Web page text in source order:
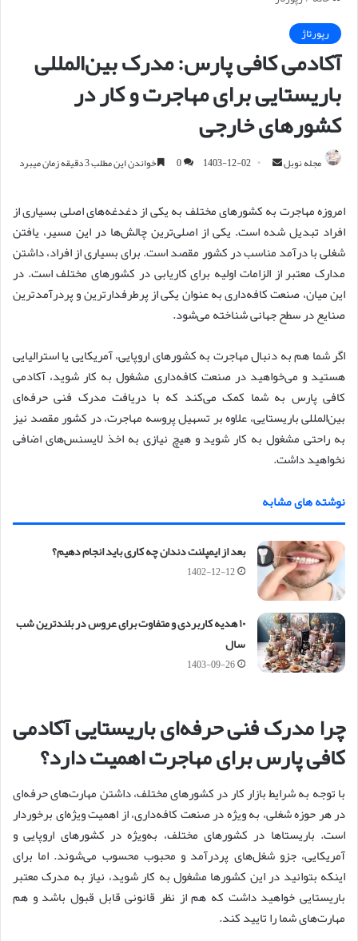
رپورتاژ
آکادمی کافی پارس: مدرک بین‌المللی
باریستایی برای مهاجرت و کار در
کشورهای خارجی
مجله نوبل
ا
ل
ا
ی
م
ی
1403-12-02
0 خواندن این مطلب 3 دقیقه زمان میبرد
امروزه مهاجرت به کشورهای مختلف به یکی از دغدغه‌های اصلی بسیاری از
افراد تبدیل شده است. یکی از اصلی‌ترین چالش‌ها در این مسیر، یافتن
شغلی با درآمد مناسب در کشور مقصد است. برای بسیاری از افراد، داشتن
مدارک معتبر از الزامات اولیه برای کاریابی در کشورهای مختلف است. در
این میان، صنعت کافه‌داری به عنوان یکی از پرطرفدارترین و پردرآمدترین
صنایع در سطح جهانی شناخته می‌شود.
اگر شما هم به دنبال مهاجرت به کشورهای اروپایی، آمریکایی یا استرالیایی
هستید و می‌خواهید در صنعت کافه‌داری مشغول به کار شوید، آکادمی
کافی پارس به شما کمک می‌کند که با دریافت مدرک فنی حرفه‌ای
بین‌المللی باریستایی، علاوه بر تسهیل پروسه مهاجرت، در کشور مقصد نیز
به راحتی مشغول به کار شوید و هیچ نیازی به اخذ لایسنس‌های اضافی
نخواهید داشت.
نوشته های مشابه
بعد از ایمپلنت دندان چه کاری باید انجام دهیم؟
1402-12-12
۱۰ هدیه کاربردی و متفاوت برای عروس در بلندترین شب
سال
1403-09-26
چرا مدرک فنی حرفه‌ای باریستایی آکادمی
کافی پارس برای مهاجرت اهمیت دارد؟
با توجه به شرایط بازار کار در کشورهای مختلف، داشتن مهارت‌های حرفه‌ای
در هر حوزه شغلی، به ویژه در صنعت کافه‌داری، از اهمیت ویژه‌ای برخوردار
است. باریستاها در کشورهای مختلف، به‌ویژه در کشورهای اروپایی و
آمریکایی، جزو شغل‌های پردرآمد و محبوب محسوب می‌شوند. اما برای
اینکه بتوانید در این کشورها مشغول به کار شوید، نیاز به مدرک معتبر
باریستایی خواهید داشت که هم از نظر قانونی قابل قبول باشد و هم
مهارت‌های شما را تایید کند.